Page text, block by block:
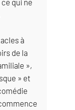
à
de la
»,
» et